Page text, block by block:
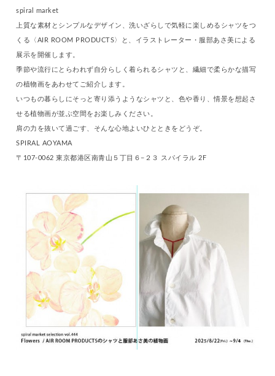
spiral market
上質な素材とシンプルなデザイン、洗いざらしで気軽に楽しめるシャツをつ
くる〈AIR ROOM PRODUCTS〉と、イラストレーター・服部あさ美による
展示を開催します。
季節や流行にとらわれず自分らしく着られるシャツと、繊細で柔らかな描写
の植物画をあわせてご紹介します。
いつもの暮らしにそっと寄り添うようなシャツと、色や香り、情景を想起さ
せる植物画が並ぶ空間をお楽しみください。
肩の力を抜いて過ごす、そんな心地よいひとときをどうぞ。
SPIRAL AOYAMA
〒107-0062 東京都港区南青山５丁目６−２３ スパイラル 2F